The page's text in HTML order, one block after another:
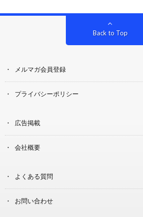
Back to Top
メルマガ会員登録
プライバシーポリシー
広告掲載
会社概要
よくある質問
お問い合わせ